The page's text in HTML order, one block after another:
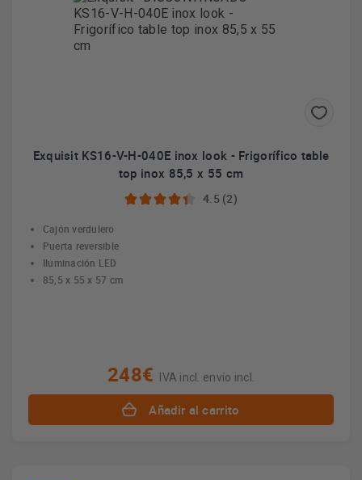
Exquisit KS16-V-H-040E inox look - Frigorífico table
top inox 85,5 x 55 cm
4.5 (2)
Cajón verdulero
Puerta reversible
Iluminación LED
85,5 x 55 x 57 cm
248€ IVA incl. envío incl.
Añadir al carrito